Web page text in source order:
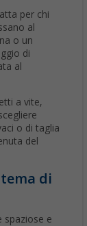
per chi
al
o un
di
al
a vite,
o di taglia
del
di
spaziose e